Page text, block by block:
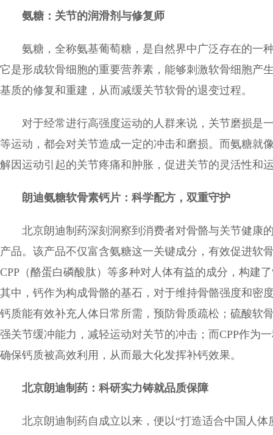
氨糖：关节的润滑剂与修复师
氨糖，全称氨基葡萄糖，是自然界中广泛存在的一
它是形成软骨细胞的重要营养素，能够刺激软骨细胞产
基质的修复和重建，从而减缓关节软骨的退变过程。
对于经常进行高强度运动的人群来说，关节磨损是
等运动，都会对关节造成一定的冲击和磨损。而氨糖就
解因运动引起的关节疼痛和肿胀，促进关节的灵活性和
朗迪氨糖软骨素钙片：科学配方，双重守护
北京朗迪制药深刻洞察到消费者对骨骼与关节健康
产品。该产品不仅富含氨糖这一关键成分，有效促进软
CPP（酪蛋白磷酸肽）等多种对人体有益的成分，构建
其中，钙作为构成骨骼的基石，对于维持骨骼强度和密
钙质能有效补充人体日常所需，预防骨质疏松；硫酸软
强关节缓冲能力，减轻运动对关节的冲击；而CPP作为
确保钙质被高效利用，从而最大化发挥补钙效果。
北京朗迪制药：科研实力铸就品质保障
北京朗迪制药自成立以来，便以“打造适合中国人